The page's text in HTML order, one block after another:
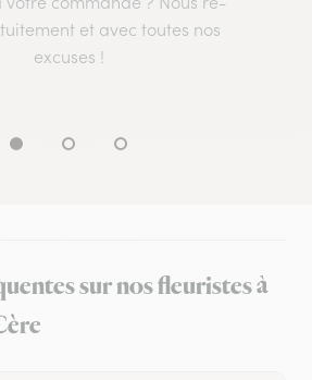
et avec toutes nos
excuses !
sur nos fleuristes à